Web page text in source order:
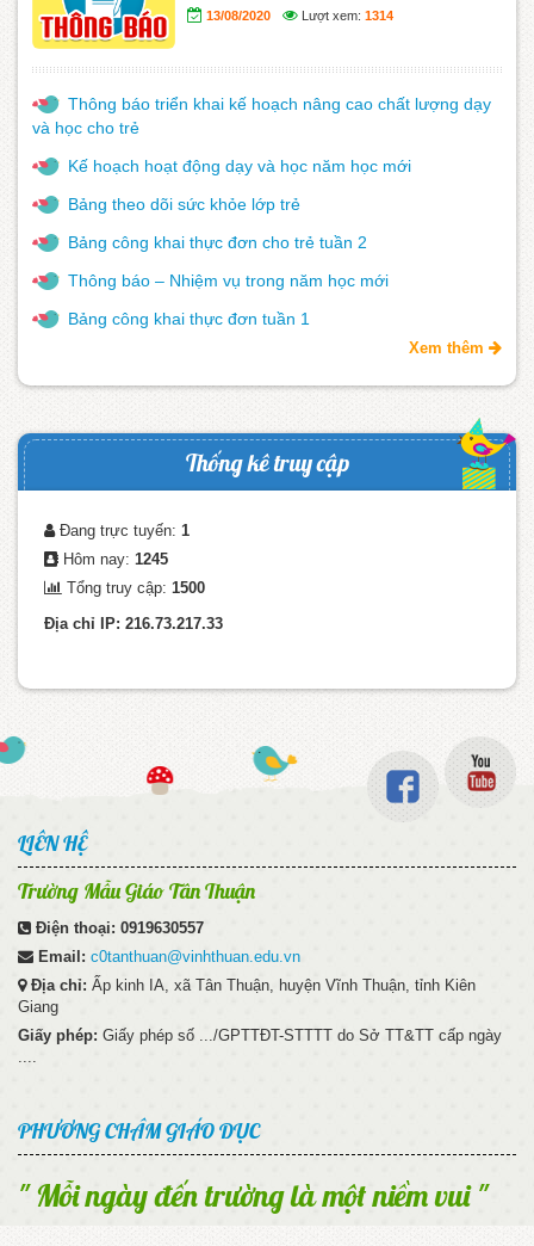
13/08/2020 Lượt xem: 1314
Thông báo triển khai kế hoạch nâng cao chất lượng dạy
và học cho trẻ
Kế hoạch hoạt động dạy và học năm học mới
Bảng theo dõi sức khỏe lớp trẻ
Bảng công khai thực đơn cho trẻ tuần 2
Thông báo – Nhiệm vụ trong năm học mới
Bảng công khai thực đơn tuần 1
Xem thêm
Thống kê truy cập
Đang trực tuyến: 1
Hôm nay: 1245
Tổng truy cập: 1500
Địa chỉ IP: 216.73.217.33
LIÊN HỆ
Trường Mẫu Giáo Tân Thuận
Điện thoại: 0919630557
Email: c0tanthuan@vinhthuan.edu.vn
Địa chỉ: Ấp kinh IA, xã Tân Thuận, huyện Vĩnh Thuận, tỉnh Kiên
Giang
Giấy phép: Giấy phép số .../GPTTĐT-STTTT do Sở TT&TT cấp ngày
PHƯƠNG CHÂM GIÁO DỤC
" Mỗi ngày đến trường là một niềm vui "